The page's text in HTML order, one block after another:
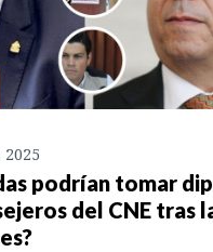
2025
podrían tomar
del CNE tras